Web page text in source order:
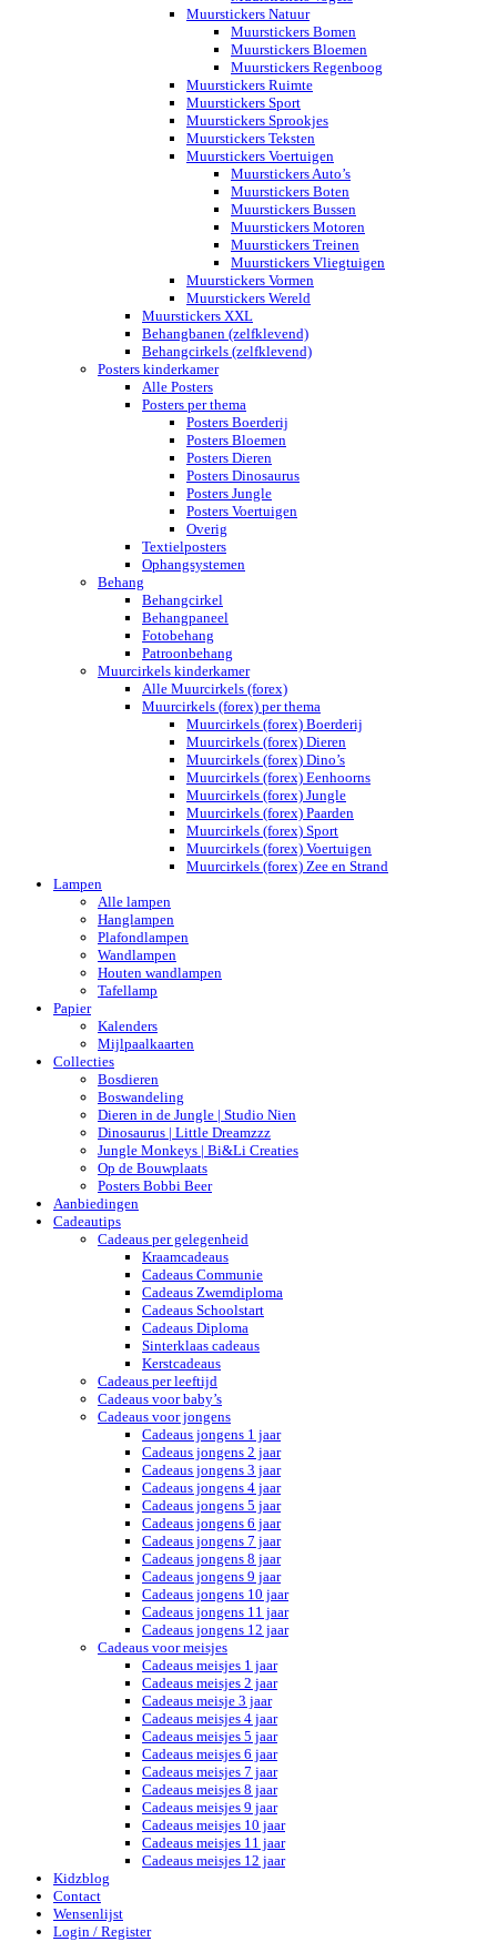
Muurstickers Natuur
Muurstickers Bomen
Muurstickers Bloemen
Muurstickers Regenboog
Muurstickers Ruimte
Muurstickers Sport
Muurstickers Sprookjes
Muurstickers Teksten
Muurstickers Voertuigen
Muurstickers Auto’s
Muurstickers Boten
Muurstickers Bussen
Muurstickers Motoren
Muurstickers Treinen
Muurstickers Vliegtuigen
Muurstickers Vormen
Muurstickers Wereld
Muurstickers XXL
Behangbanen (zelfklevend)
Behangcirkels (zelfklevend)
Posters kinderkamer
Alle Posters
Posters per thema
Posters Boerderij
Posters Bloemen
Posters Dieren
Posters Dinosaurus
Posters Jungle
Posters Voertuigen
Overig
Textielposters
Ophangsystemen
Behang
Behangcirkel
Behangpaneel
Fotobehang
Patroonbehang
Muurcirkels kinderkamer
Alle Muurcirkels (forex)
Muurcirkels (forex) per thema
Muurcirkels (forex) Boerderij
Muurcirkels (forex) Dieren
Muurcirkels (forex) Dino’s
Muurcirkels (forex) Eenhoorns
Muurcirkels (forex) Jungle
Muurcirkels (forex) Paarden
Muurcirkels (forex) Sport
Muurcirkels (forex) Voertuigen
Muurcirkels (forex) Zee en Strand
Lampen
Alle lampen
Hanglampen
Plafondlampen
Wandlampen
Houten wandlampen
Tafellamp
Papier
Kalenders
Mijlpaalkaarten
Collecties
Bosdieren
Boswandeling
Dieren in de Jungle | Studio Nien
Dinosaurus | Little Dreamzzz
Jungle Monkeys | Bi&Li Creaties
Op de Bouwplaats
Posters Bobbi Beer
Aanbiedingen
Cadeautips
Cadeaus per gelegenheid
Kraamcadeaus
Cadeaus Communie
Cadeaus Zwemdiploma
Cadeaus Schoolstart
Cadeaus Diploma
Sinterklaas cadeaus
Kerstcadeaus
Cadeaus per leeftijd
Cadeaus voor baby’s
Cadeaus voor jongens
Cadeaus jongens 1 jaar
Cadeaus jongens 2 jaar
Cadeaus jongens 3 jaar
Cadeaus jongens 4 jaar
Cadeaus jongens 5 jaar
Cadeaus jongens 6 jaar
Cadeaus jongens 7 jaar
Cadeaus jongens 8 jaar
Cadeaus jongens 9 jaar
Cadeaus jongens 10 jaar
Cadeaus jongens 11 jaar
Cadeaus jongens 12 jaar
Cadeaus voor meisjes
Cadeaus meisjes 1 jaar
Cadeaus meisjes 2 jaar
Cadeaus meisje 3 jaar
Cadeaus meisjes 4 jaar
Cadeaus meisjes 5 jaar
Cadeaus meisjes 6 jaar
Cadeaus meisjes 7 jaar
Cadeaus meisjes 8 jaar
Cadeaus meisjes 9 jaar
Cadeaus meisjes 10 jaar
Cadeaus meisjes 11 jaar
Cadeaus meisjes 12 jaar
Kidzblog
Contact
Wensenlijst
Login / Register